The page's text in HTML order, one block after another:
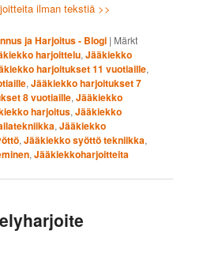
ilman tekstiä >>
ja Harjoitus - Blogi | Märkt
harjoittelu,Jääkiekko
harjoitukset 11 vuotiaille,
,Jääkiekko harjoitukset 7
8 vuotiaille,Jääkiekko
harjoitus,Jääkiekko
,Jääkiekko
,Jääkiekko syöttö tekniikka,
,Jääkiekkoharjoitteita